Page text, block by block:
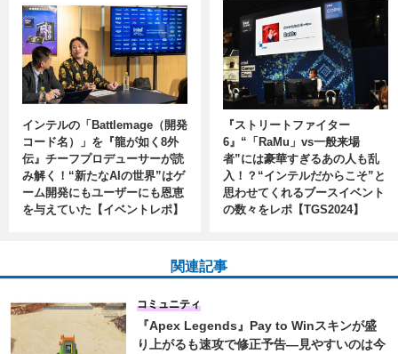
インテルの「Battlemage（開発
コード名）」を『龍が如く8外
伝』チーフプロデューサーが読
み解く！“新たなAIの世界”はゲ
ーム開発にもユーザーにも恩恵
を与えていた【イベントレポ】
『ストリートファイター
6』“「RaMu」vs一般来場
者”には豪華すぎるあの人も乱
入！？“インテルだからこそ”と
思わせてくれるブースイベント
の数々をレポ【TGS2024】
関連記事
『Apex Legends』Pay to Winスキンが盛
り上がるも速攻で修正予告―見やすいのは今
コミュニティ